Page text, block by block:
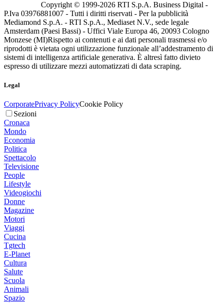
Copyright © 1999-2026 RTI S.p.A. Business Digital -
P.Iva 03976881007 - Tutti i diritti riservati - Per la pubblicità
Mediamond S.p.A. - RTI S.p.A., Mediaset N.V., sede legale
Amsterdam (Paesi Bassi) - Uffici Viale Europa 46, 20093 Cologno
Monzese (MI)Rispetto ai contenuti e ai dati personali trasmessi e/o
riprodotti è vietata ogni utilizzazione funzionale all’addestramento di
sistemi di intelligenza artificiale generativa. È altresì fatto divieto
espresso di utilizzare mezzi automatizzati di data scraping.
Legal
CorporatePrivacy PolicyCookie Policy
Sezioni
Cronaca
Mondo
Economia
Politica
Spettacolo
Televisione
People
Lifestyle
Videogiochi
Donne
Magazine
Motori
Viaggi
Cucina
Tgtech
E-Planet
Cultura
Salute
Scuola
Animali
Spazio